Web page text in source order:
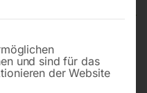
für die eine
und sind für das
der Website